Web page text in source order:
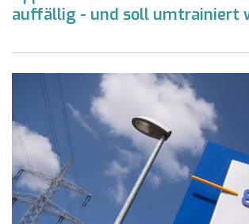
auffällig - und soll umtrainiert